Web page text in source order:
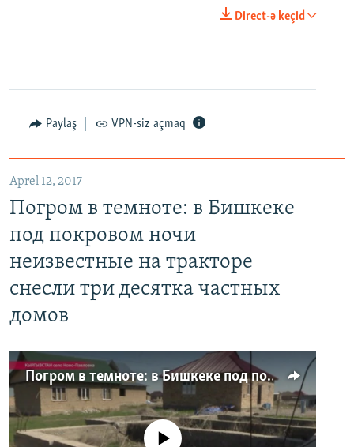
Direct-ə keçid
Paylaş VPN-siz açmaq
Aprel 12, 2017
Погром в темноте: в Бишкеке
под покровом ночи
неизвестные на тракторе
снесли три десятка частных
домов
Погром в темноте: в Бишкеке под покровом ночи неизвестные на тракторе снесли три десятка частных домов
No media source currently available